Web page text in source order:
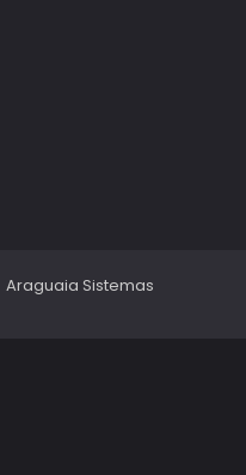
Araguaia Sistemas